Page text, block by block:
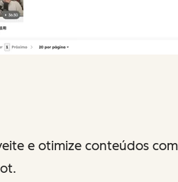
e otimize conteúdos